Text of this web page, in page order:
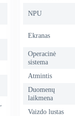
NPU
Ekranas
Operacinė
sistema
Atmintis
Duomenų
laikmena
Vaizdo lustas